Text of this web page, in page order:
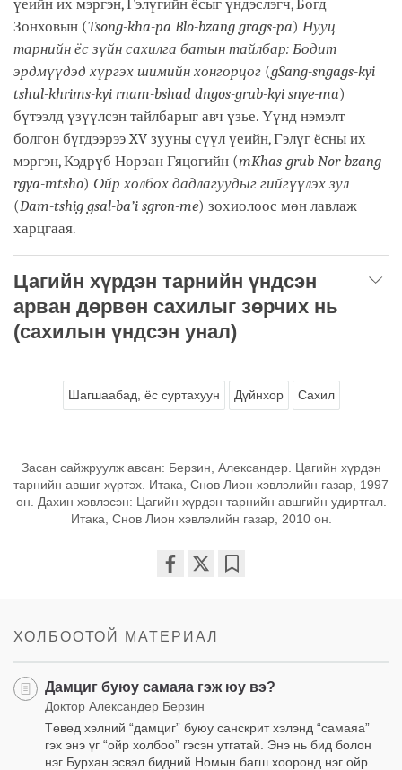
үеийн их мэргэн, Гэлүгийн ёсыг үндэслэгч, Богд
Зонховын (Tsong-kha-pa Blo-bzang grags-pa) Нууц
тарнийн ёс зүйн сахилга батын тайлбар: Бодит
эрдмүүдэд хүргэх шимийн хонгорцог (gSang-sngags-kyi
tshul-khrims-kyi rnam-bshad dngos-grub-kyi snye-ma)
бүтээлд үзүүлсэн тайлбарыг авч үзье. Үүнд нэмэлт
болгон бүгдээрээ XV зууны сүүл үеийн, Гэлүг ёсны их
мэргэн, Кэдрүб Норзан Гяцогийн (mKhas-grub Nor-bzang
rgya-mtsho) Ойр холбох дадлагуудыг гийгүүлэх зул
(Dam-tshig gsal-ba’i sgron-me) зохиолоос мөн лавлаж
харцгаая.
Цагийн хүрдэн тарнийн үндсэн
арван дөрвөн сахилыг зөрчих нь
(сахилын үндсэн унал)
Шагшаабад, ёс суртахуун Дүйнхор Сахил
Засан сайжруулж авсан: Берзин, Александер. Цагийн хүрдэн
тарнийн авшиг хүртэх. Итака, Снов Лион хэвлэлийн газар, 1997
он. Дахин хэвлэсэн: Цагийн хүрдэн тарнийн авшгийн удиртгал.
Итака, Снов Лион хэвлэлийн газар, 2010 он.
ХОЛБООТОЙ МАТЕРИАЛ
Дамциг буюу самаяа гэж юу вэ?
Доктор Александер Берзин
Төвөд хэлний “дамциг” буюу санскрит хэлэнд “самаяа”
гэх энэ үг “ойр холбоо” гэсэн утгатай. Энэ нь бид болон
нэг Бурхан эсвэл бидний Номын багш хооронд нэг ойр